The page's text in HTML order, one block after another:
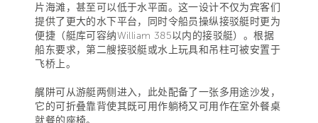
片海滩，甚至可以低于水平面。这一设计不仅为宾客们
提供了更大的水下平台，同时令船员操纵接驳艇时更为
便捷（艇库可容纳William 385以内的接驳艇）。根据
船东要求，第二艘接驳艇或水上玩具和吊柱可被安置于
飞桥上。
艉阱可从游艇两侧进入，此处配备了一张多用途沙发，
它的可折叠靠背使其既可用作躺椅又可用作在室外餐桌
就餐的座椅。